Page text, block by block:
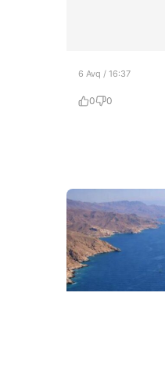
6 Avq / 16:37
0 0